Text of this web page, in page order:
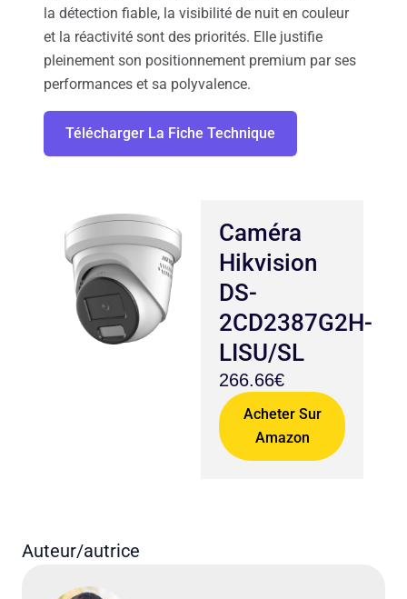
la détection fiable, la visibilité de nuit en couleur
et la réactivité sont des priorités. Elle justifie
pleinement son positionnement premium par ses
performances et sa polyvalence.
Télécharger La Fiche Technique
Caméra
Hikvision
DS-
2CD2387G2H-
LISU/SL
266.66€
Acheter Sur
Amazon
Auteur/autrice